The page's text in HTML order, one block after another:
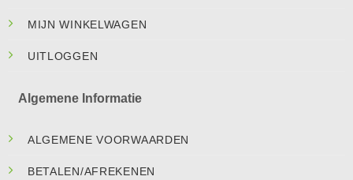
MIJN WINKELWAGEN
UITLOGGEN
Algemene Informatie
ALGEMENE VOORWAARDEN
BETALEN/AFREKENEN